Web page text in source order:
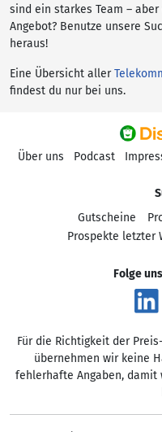
sind ein starkes Team –
Angebot? Benutze unsere
heraus!
Eine Übersicht aller
findest du nur bei uns.
Über uns Podcast
Gutscheine
Prospekte letzter
Folge
Für die Richtigkeit der
übernehmen wir keine
fehlerhafte Angaben, damit